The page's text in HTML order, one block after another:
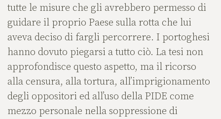
tutte le misure che gli avrebbero permesso di
guidare il proprio Paese sulla rotta che lui
aveva deciso di fargli percorrere. I portoghesi
hanno dovuto piegarsi a tutto ciò. La tesi non
approfondisce questo aspetto, ma il ricorso
alla censura, alla tortura, all’imprigionamento
degli oppositori ed all’uso della PIDE come
mezzo personale nella soppressione di